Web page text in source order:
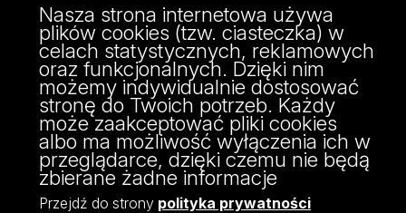
43-7 (współautorstwo B. Fischer).
Prawo dostępu przysługujące osobie, której
dane dotyczą, [w:]Realizacja praw osób,
których dane dotyczą, na podstawie RODO, B.
Fischer, M. Sakowska-Baryła (red.), Presscom,
Wrocław 2017, s. 139-169, ISBN 978-83-65611-
43-7.
Status prawno-organizacyjny centrum usług
wspólnych, [w:]Samorządowe centra usług
Nasza strona internetowa używa
plików cookies (tzw. ciasteczka) w
celach statystycznych, reklamowych
oraz funkcjonalnych. Dzięki nim
możemy indywidualnie dostosować
stronę do Twoich potrzeb. Każdy
może zaakceptować pliki cookies
albo ma możliwość wyłączenia ich w
przeglądarce, dzięki czemu nie będą
zbierane żadne informacje
Przejdź do strony polityka prywatności